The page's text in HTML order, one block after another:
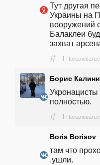
Тут другая
Украины на
вооружений
Балаклеи
захват
# !
Борис
Укронацисты
полностью.
# !
Boris Borisov
там что
.ушли.